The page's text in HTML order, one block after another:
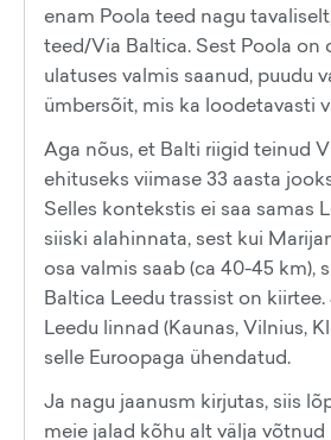
enam Poola teed nagu
teed/Via Baltica. Sest Poola on
ulatuses valmis saanud, puudu
ümbersõit, mis ka loodetavasti
Aga nõus, et Balti riigid teinud
ehituseks viimase 33 aasta
Selles kontekstis ei saa samas
siiski alahinnata, sest kui
osa valmis saab (ca 40-45 km),
Baltica Leedu trassist on kiirtee.
Leedu linnad (Kaunas, Vilnius,
selle Euroopaga ühendatud.
Ja nagu jaanusm kirjutas, siis
meie jalad kõhu alt välja